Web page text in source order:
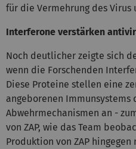
für die Vermehrung des
Interferone verstärken
Noch deutlicher zeigte sich
wenn die Forschenden
Diese Proteine stellen eine
angeborenen Immunsystems
Abwehrmechanismen an -
von ZAP, wie das Team
Produktion von ZAP